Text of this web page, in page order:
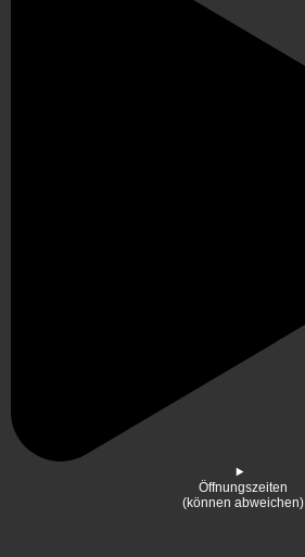
Öffnungszeiten
(können abweichen)